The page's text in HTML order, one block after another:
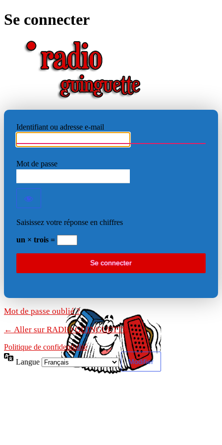
Se connecter
Identifiant ou adresse e-mail
Mot de passe
Saisissez votre réponse en chiffres
un × trois =
Mot de passe oublié ?
← Aller sur RADIO GUINGUETTE
Politique de confidentialité
Langue